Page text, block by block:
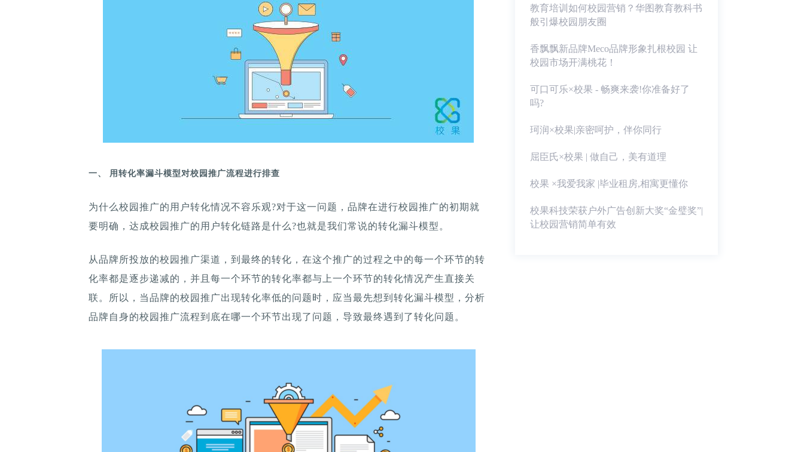
一、 用转化率漏斗模型对校园推广流程进行排查
为什么校园推广的用户转化情况不容乐观?对于这一问题，品牌在进行校园推广的初期就
要明确，达成校园推广的用户转化链路是什么?也就是我们常说的转化漏斗模型。
从品牌所投放的校园推广渠道，到最终的转化，在这个推广的过程之中的每一个环节的转
化率都是逐步递减的，并且每一个环节的转化率都与上一个环节的转化情况产生直接关
联。所以，当品牌的校园推广出现转化率低的问题时，应当最先想到转化漏斗模型，分析
品牌自身的校园推广流程到底在哪一个环节出现了问题，导致最终遇到了转化问题。
教育培训如何校园营销？华图教育教科书
般引爆校园朋友圈
香飘飘新品牌Meco品牌形象扎根校园 让
校园市场开满桃花！
可口可乐×校果 - 畅爽来袭!你准备好了
吗?
珂润×校果|亲密呵护，伴你同行
屈臣氏×校果 | 做自己，美有道理
校果 ×我爱我家 |毕业租房,相寓更懂你
校果科技荣获户外广告创新大奖“金璧奖”|
让校园营销简单有效